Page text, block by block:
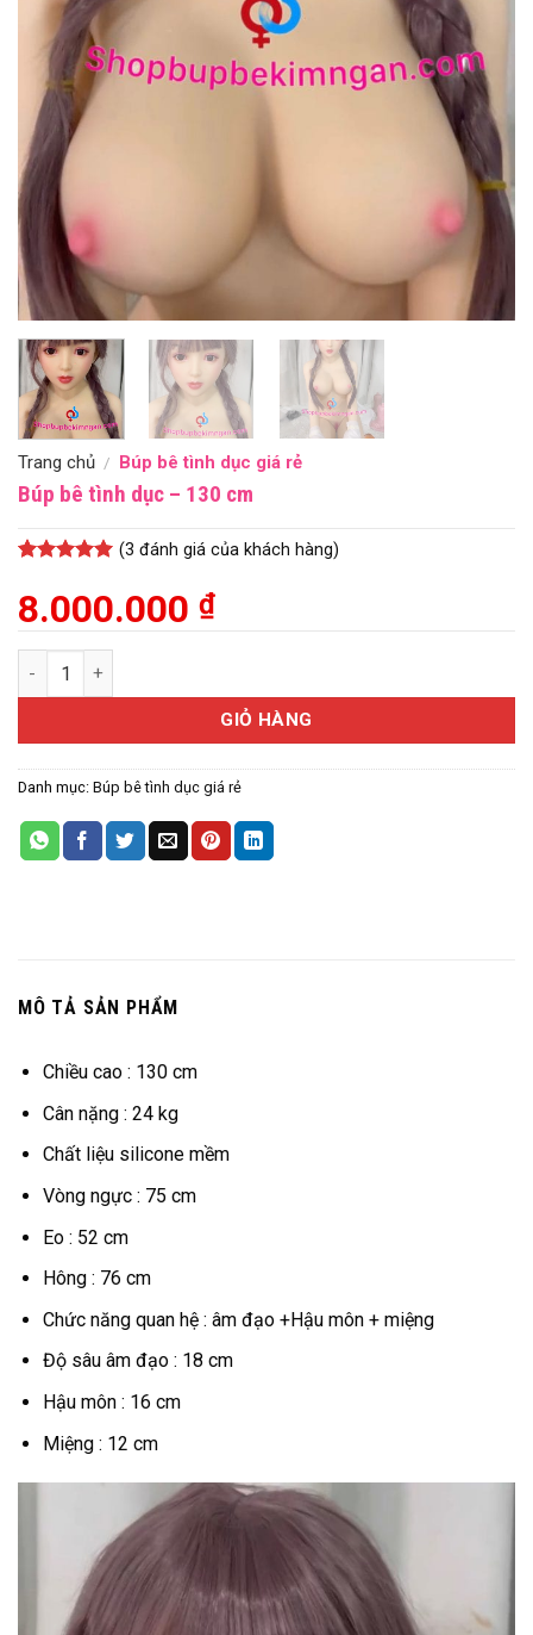
Trang chủ / Búp bê tình dục giá rẻ
Búp bê tình dục – 130 cm
dựa trên
đánh giá
(3 đánh giá của khách hàng)
8.000.000 ₫
Búp bê tình dục - 130 cm số lượng
GIỎ HÀNG
Danh mục: Búp bê tình dục giá rẻ
MÔ TẢ SẢN PHẨM
Chiều cao : 130 cm
Cân nặng : 24 kg
Chất liệu silicone mềm
Vòng ngực : 75 cm
Eo : 52 cm
Hông : 76 cm
Chức năng quan hệ : âm đạo +Hậu môn + miệng
Độ sâu âm đạo : 18 cm
Hậu môn : 16 cm
Miệng : 12 cm